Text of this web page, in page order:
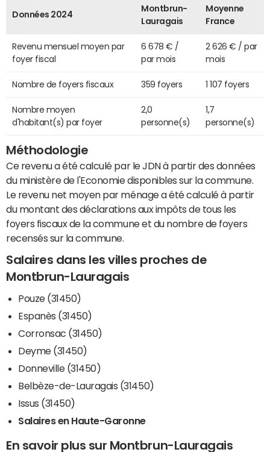
Données 2024
Montbrun-
Lauragais
Moyenne
France
Revenu mensuel moyen par
foyer fiscal
6 678 € /
par mois
2 626 € / par
mois
Nombre de foyers fiscaux 359 foyers 1 107 foyers
Nombre moyen
d'habitant(s) par foyer
2,0
personne(s)
1,7
personne(s)
Méthodologie
Ce revenu a été calculé par le JDN à partir des données
du ministère de l'Economie disponibles sur la commune.
Le revenu net moyen par ménage a été calculé à partir
du montant des déclarations aux impôts de tous les
foyers fiscaux de la commune et du nombre de foyers
recensés sur la commune.
Salaires dans les villes proches de
Montbrun-Lauragais
Pouze (31450)
Espanès (31450)
Corronsac (31450)
Deyme (31450)
Donneville (31450)
Belbèze-de-Lauragais (31450)
Issus (31450)
Salaires en Haute-Garonne
En savoir plus sur Montbrun-Lauragais